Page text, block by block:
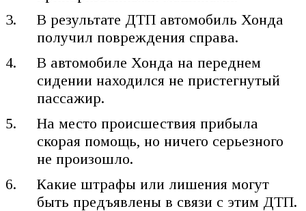
В результате ДТП автомобиль Хонда
получил повреждения справа.
В автомобиле Хонда на переднем
сидении находился не пристегнутый
пассажир.
На место происшествия прибыла
скорая помощь, но ничего серьезного
не произошло.
Какие штрафы или лишения могут
быть предъявлены в связи с этим ДТП.